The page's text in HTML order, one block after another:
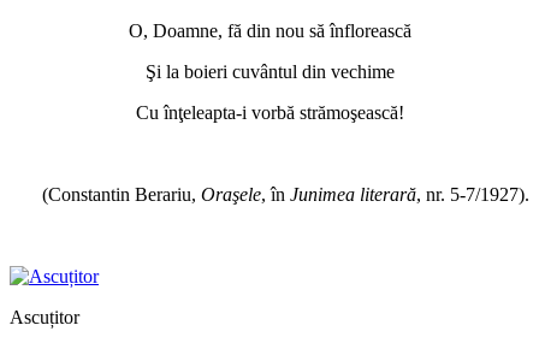
O, Doamne, fă din nou să înflorească
Şi la boieri cuvântul din vechime
Cu înţeleapta-i vorbă strămoşească!
(Constantin Berariu, Oraşele, în Junimea literară, nr. 5-7/1927).
Ascuțitor